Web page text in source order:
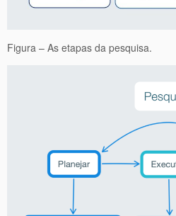
Figura – As etapas da pesquisa.